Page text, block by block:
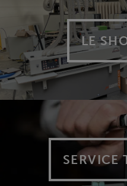
LE
SERVICE